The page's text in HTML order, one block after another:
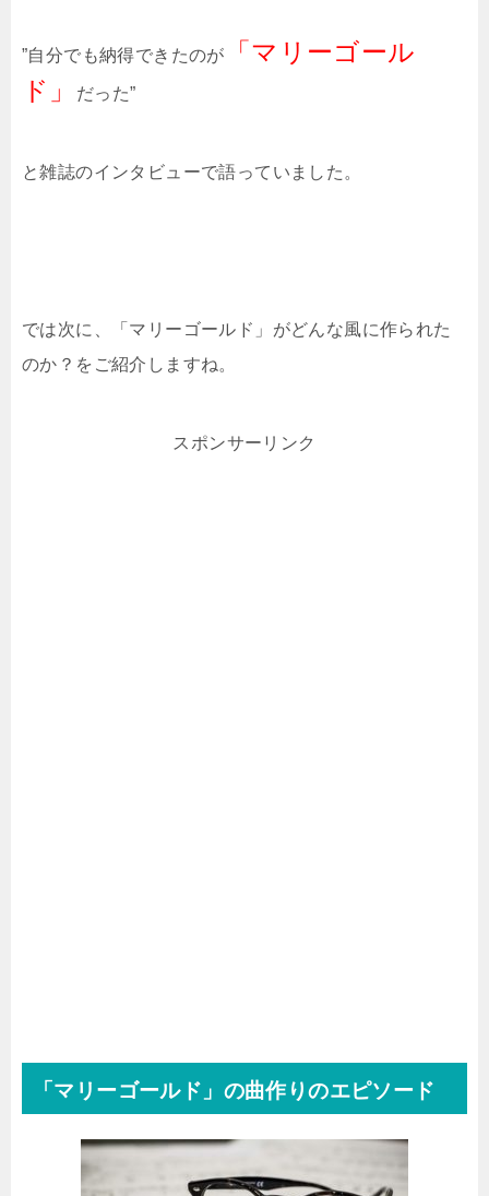
”自分でも納得できたのが
「マリーゴール
ド」
だった”
と雑誌のインタビューで語っていました。
では次に、「マリーゴールド」がどんな風に作られた
のか？をご紹介しますね。
スポンサーリンク
「マリーゴールド」の曲作りのエピソード